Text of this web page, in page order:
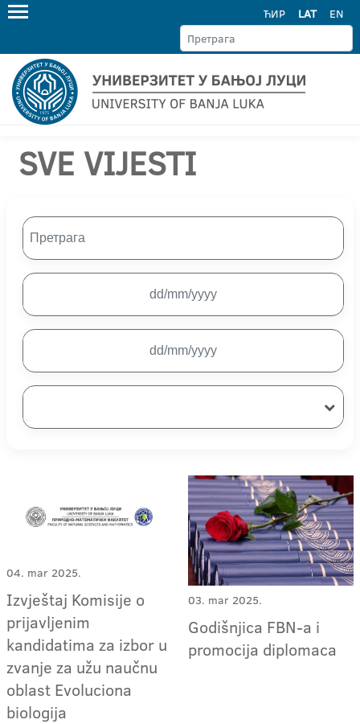
ЋИР LAT EN
SVE VIJESTI
04. mar 2025.
Izvještaj Komisije o
prijavljenim
kandidatima za izbor u
zvanje za užu naučnu
oblast Evoluciona
biologija
03. mar 2025.
Godišnjica FBN-a i
promocija diplomaca